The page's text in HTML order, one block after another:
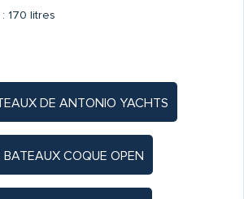
170 litres
DE ANTONIO YACHTS
BATEAUX COQUE OPEN